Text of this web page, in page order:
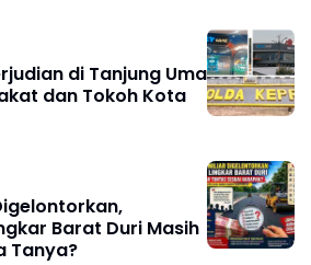
di Tanjung Uma
dan Tokoh Kota
Barat Duri Masih
Tanya?